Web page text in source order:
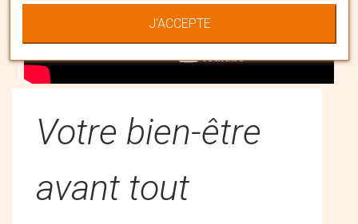
Votre bien-être
avant tout
J'ACCEPTE